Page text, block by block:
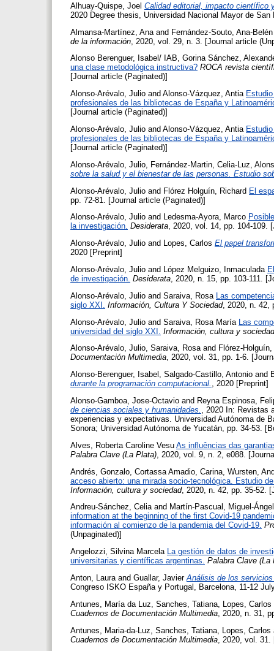
Alhuay-Quispe, Joel Calidad editorial, impacto científico
2020 Degree thesis, Universidad Nacional Mayor de
Almansa-Martínez, Ana and Fernández-Souto, Ana-Belén
de la información , 2020, vol. 29, n. 3. [Journal article
Alonso Berenguer, Isabel/ IAB, Gorina Sánchez,
una clase metodológica instructiva? ROCA revista
[Journal article (Paginated)]
Alonso-Arévalo, Julio and Alonso-Vázquez, Antia
profesionales de las bibliotecas de España y
[Journal article (Paginated)]
Alonso-Arévalo, Julio and Alonso-Vázquez, Antia
profesionales de las bibliotecas de España y
[Journal article (Paginated)]
Alonso-Arévalo, Julio
Fernández-Martin, Celia-Luz
sobre la salud y el bienestar de las personas. Estudio
Alonso-Arévalo, Julio and Flórez Holguín, Richard El
pp. 72-81. [Journal article (Paginated)]
Alonso-Arévalo, Julio and Ledesma-Ayora, Marco
la investigación. Desiderata, 2020, vol. 14, pp. 104-109.
Alonso-Arévalo, Julio and Lopes, Carlos El papel
2020 [Preprint]
Alonso-Arévalo, Julio and López Melguizo, Inmaculada
de investigación. Desiderata, 2020, n. 15, pp. 103-111.
Alonso-Arévalo, Julio and Saraiva, Rosa
Las
siglo XXI.
Información, Cultura Y Sociedad, 2020, n. 42,
Alonso-Arévalo, Julio and Saraiva, Rosa María Las
universidad del siglo XXI. Información, cultura y sociedad
Alonso-Arévalo, Julio, Saraiva, Rosaand Flórez-
Documentación Multimedia, 2020, vol. 31, pp. 1-6.
Alonso-Berenguer, Isabel , Salgado-Castillo, Antonio and
durante la programación computacional. , 2020 [Preprint]
Alonso-Gamboa, Jose-Octavio and Reyna Espinosa,
de ciencias sociales y humanidades. , 2020 In: Revistas
experiencias y expectativas. Universidad Autónoma de
Sonora; Universidad Autónoma de Yucatán, pp. 34-53.
Alves, Roberta Caroline Vesu As influências das
Palabra Clave (La Plata) , 2020, vol. 9, n. 2, e088.
Andrés, Gonzalo Cortassa Amadio, Carina Wursten,
acceso abierto: una mirada socio-tecnológica. Estudio
Información, cultura y sociedad, 2020, n. 42, pp. 35-52.
Andreu-Sánchez, Celiaand Martín-Pascual, Miguel-Ángel
information at the beginning of the first Covid-19
información al comienzo de la pandemia del Covid-19.
(Unpaginated)]
Angelozzi, Silvina Marcela La gestión de datos de
universitarias y científicas argentinas. Palabra Clave (La
Anton, Lauraand Guallar, Javier Análisis de los
Congreso ISKO España y Portugal, Barcelona, 11-12
Antunes, María da Luz Sanches, Tatiana Lopes, Carlos
Cuadernos de Documentación Multimedia , 2020, n. 31,
Antunes, Maria-da-Luz Sanches, Tatiana Lopes, Carlos
Cuadernos de Documentación Multimedia , 2020, vol.